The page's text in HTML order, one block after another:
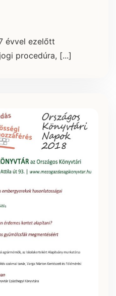
évvel ezelőtt
procedúra, [...]